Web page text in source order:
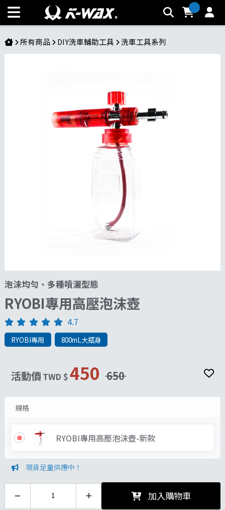
RYOBI專用高壓泡沫壺 | K-WAX台灣汽車美容材料
所有商品 DIY洗車輔助工具 洗車工具系列
泡沫均勻、多種噴灑型態
RYOBI專用高壓泡沫壺
4.7
RYOBI專用 800mL大瓶身
活動價 TWD $450 650
規格
RYOBI專用高壓泡沫壺-新款
現貨足量供應中！
加入購物車